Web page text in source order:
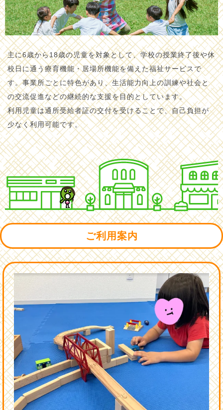
主に6歳から18歳の児童を対象として、学校の授業終了後や休
校日に通う療育機能・居場所機能を備えた福祉サービスで
す。事業所ごとに特色があり、生活能力向上の訓練や社会と
の交流促進などの継続的な支援を目的としています。
利用児童は通所受給者証の交付を受けることで、自己負担が
少なく利用可能です。
ご利用案内